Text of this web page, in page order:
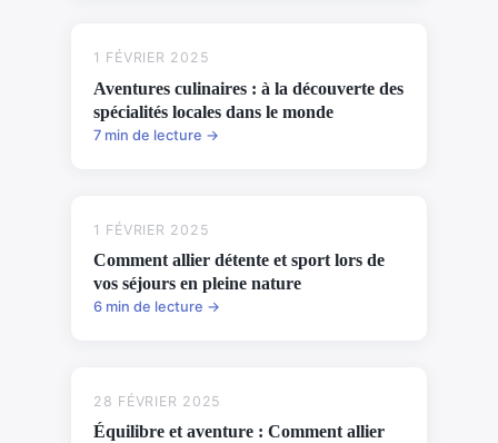
1 FÉVRIER 2025
Aventures culinaires : à la découverte des
spécialités locales dans le monde
7 min de lecture →
1 FÉVRIER 2025
Comment allier détente et sport lors de
vos séjours en pleine nature
6 min de lecture →
28 FÉVRIER 2025
Équilibre et aventure : Comment allier